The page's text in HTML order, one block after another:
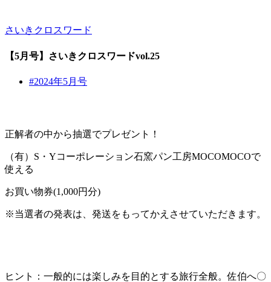
さいきクロスワード
【5月号】さいきクロスワードvol.25
#2024年5月号
正解者の中から抽選でプレゼント！
（有）S・Yコーポレーション石窯パン工房MOCOMOCOで
使える
お買い物券(1,000円分)
※当選者の発表は、発送をもってかえさせていただきます。
ヒント：一般的には楽しみを目的とする旅行全般。佐伯へ〇